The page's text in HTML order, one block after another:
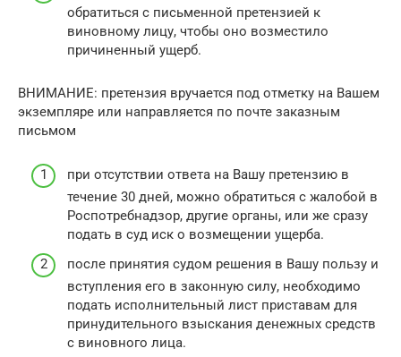
обратиться с письменной претензией к
виновному лицу, чтобы оно возместило
причиненный ущерб.
ВНИМАНИЕ: претензия вручается под отметку на Вашем
экземпляре или направляется по почте заказным
письмом
при отсутствии ответа на Вашу претензию в
течение 30 дней, можно обратиться с жалобой в
Роспотребнадзор, другие органы, или же сразу
подать в суд иск о возмещении ущерба.
после принятия судом решения в Вашу пользу и
вступления его в законную силу, необходимо
подать исполнительный лист приставам для
принудительного взыскания денежных средств
с виновного лица.